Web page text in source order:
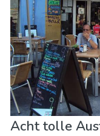
Acht tolle